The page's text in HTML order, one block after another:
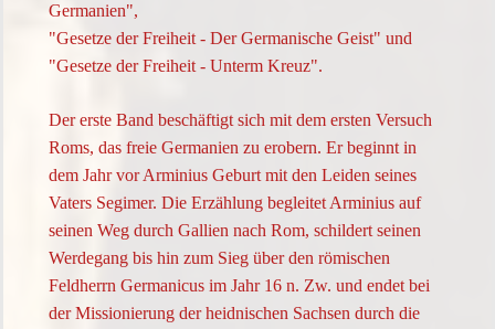
Germanien",
"Gesetze der Freiheit - Der Germanische Geist" und
"Gesetze der Freiheit - Unterm Kreuz".
Der erste Band beschäftigt sich mit dem ersten Versuch
Roms, das freie Germanien zu erobern. Er beginnt in
dem Jahr vor Arminius Geburt mit den Leiden seines
Vaters Segimer. Die Erzählung begleitet Arminius auf
seinen Weg durch Gallien nach Rom, schildert seinen
Werdegang bis hin zum Sieg über den römischen
Feldherrn Germanicus im Jahr 16 n. Zw. und endet bei
der Missionierung der heidnischen Sachsen durch die